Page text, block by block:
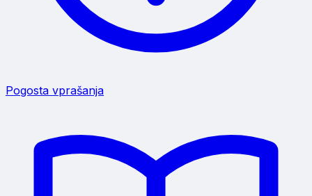
Pogosta vprašanja